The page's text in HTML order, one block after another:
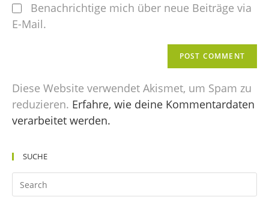
Benachrichtige mich über neue Beiträge via
E-Mail.
Diese Website verwendet Akismet, um Spam zu
reduzieren. Erfahre, wie deine Kommentardaten
verarbeitet werden.
SUCHE